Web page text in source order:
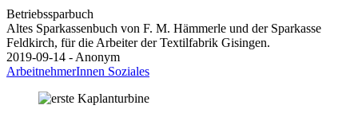
Betriebssparbuch
Altes Sparkassenbuch von F. M. Hämmerle und der Sparkasse
Feldkirch, für die Arbeiter der Textilfabrik Gisingen.
2019-09-14 - Anonym
ArbeitnehmerInnen Soziales